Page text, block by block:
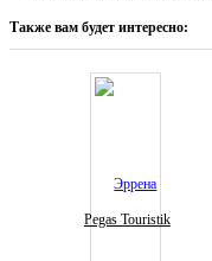
Также вам будет интересно:
Pegas Touristik